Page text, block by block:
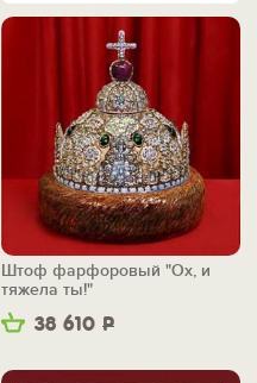
38 610 Р
Штоф фарфоровый "Ох, и
тяжела ты!"